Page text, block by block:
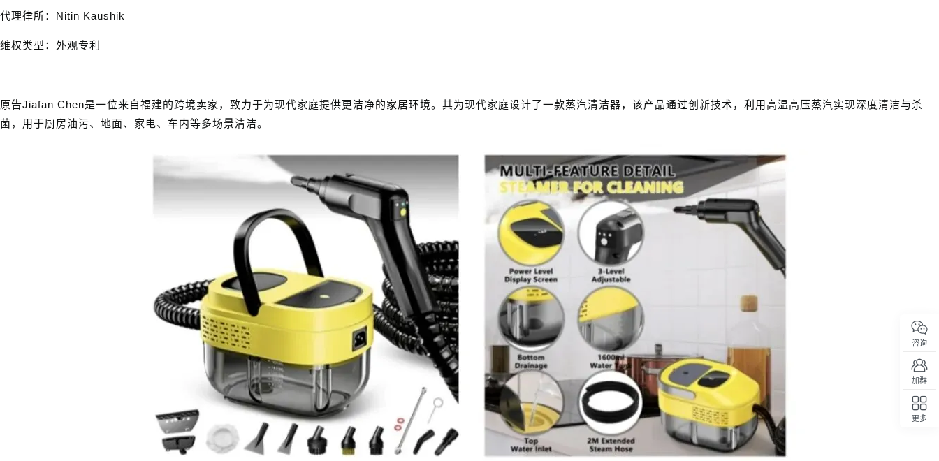
代理律所：Nitin Kaushik
维权类型：外观专利
原告Jiafan Chen是一位来自福建的跨境卖家，致力于为现代家庭提供更洁净的家居环境。其为现代家庭设计了一款蒸汽清洁器，该产品通过创新技术，利用高温高压蒸汽实现深度清洁与杀
菌，用于厨房油污、地面、家电、车内等多场景清洁。
咨询
加群
更多